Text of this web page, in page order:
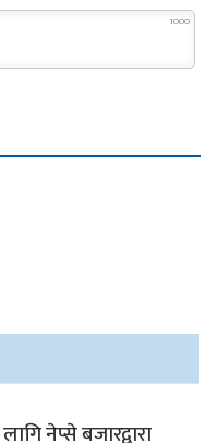
1000
नेप्से बजारद्वारा